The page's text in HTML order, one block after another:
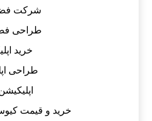
شرکت
طراحی
خرید
طراحی
خرید و قیمت